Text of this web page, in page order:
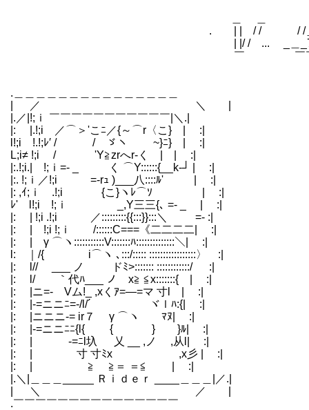
. | | / / / /
| |/ / ... _＿_7 /
￣ ￣
.＿＿＿＿＿＿＿＿＿＿＿＿＿＿＿
| ／ ＼ |
|.／|!;ｉ ￣￣￣￣￣￣￣￣￣￣￣|＼.|
|: |.!;i ／⌒＞'こﾆ／{～⌒r〈こ} | :|
l!;i !.!;ﾚ′ / / ゞヽ ~}ﾆ} | :|
L;i≠ !;i / 'Y≧zrへr‐く | | :|
|:.!;i.| !;ｉ=- _ く ⌒Y::::::{__k‐┘ | :|
|:. !;ｉ／!;i =-rｭ )___八::::ﾙ' | :|
|: ,ｲ;ｉ .!;i {こ}ヽﾚ⌒ｿ | :|
ﾚ' l!;i !;ｉ _,Y三三{､ =- _ | :|
|: | !;i .!;i ／:::::::::{{:::}}:::＼ =- :|
|: | !;i !;ｉ /::::::C===《二二二二| :|
|: | γ ⌒ヽ:::::::::::V:::::::ﾊ::::::::::::::＼| :|
l: ｜/{ i⌒ヽ ､:::/::::: :::::::::::::::::〉 :|
|: l//ゝ ___ ノ ドﾐ>::::::: ::::::::::::/ :|
|: l/ ｀代ﾊ___ ノ x≧ ≦x:::::::{ | :|
|: |ニ=- Vム!_ ,xくｱ=―=マ 寸l | :|
|: |-=ニニﾆ=-/l/´ ヾｌﾊ:{| :|
|: |ニニニ-= ir７ γ ⌒ヽ ﾏﾇ| :|
|: |-=ニニﾆﾆ{l{ { } }ﾙ| :|
|: | -=ﾆl圦 乂 __ ,ノ ,从l| :|
|: | 寸 寸ﾐx ,x彡 | :|
|: | ゞ≧ ゞ≧＝ ＝≦ | :|
|.＼|＿＿＿_____ Ｒｉｄｅｒ ____＿＿＿|／.|
| ＼ ／ |
.￣￣￣￣￣￣￣￣￣￣￣￣￣￣￣